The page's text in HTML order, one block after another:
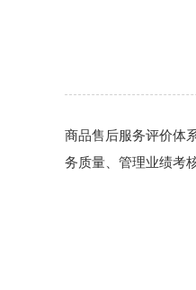
商品售后服务评价体
务质量、管理业绩考